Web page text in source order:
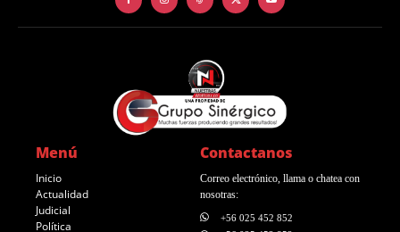
Menú
Inicio
Actualidad
Judicial
Política
Contactanos
Correo electrónico, llama o chatea con
nosotras:
+56 025 452 852